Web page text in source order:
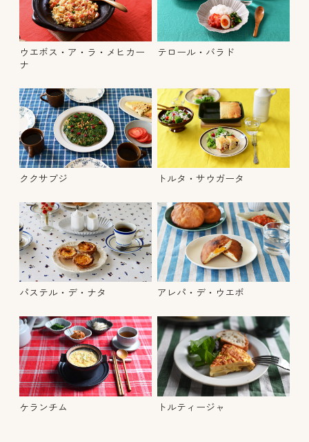
ウエボス・ア・ラ・メヒカー
ナ
テロール・バラド
ククサブジ トルタ・サウガータ
パステル・デ・ナタ アレパ・デ・ウエボ
ケランチム トルティージャ